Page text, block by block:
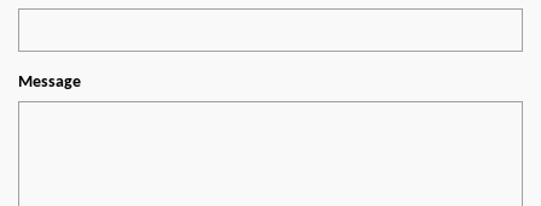
Message